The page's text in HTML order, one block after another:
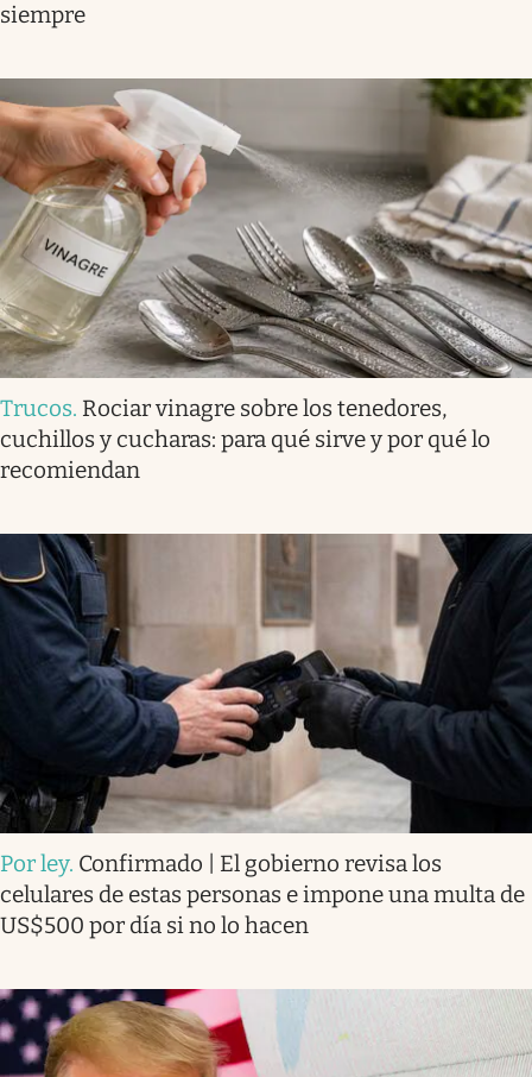
siempre
Trucos. Rociar vinagre sobre los tenedores,
cuchillos y cucharas: para qué sirve y por qué lo
recomiendan
Por ley. Confirmado | El gobierno revisa los
celulares de estas personas e impone una multa de
US$500 por día si no lo hacen